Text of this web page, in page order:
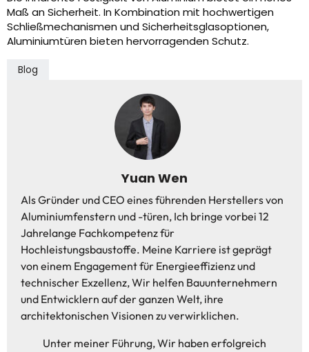
Maß an Sicherheit. In Kombination mit hochwertigen
Schließmechanismen und Sicherheitsglasoptionen,
Aluminiumtüren bieten hervorragenden Schutz.
Blog
Yuan Wen
Als Gründer und CEO eines führenden Herstellers von
Aluminiumfenstern und -türen, Ich bringe vorbei 12
Jahrelange Fachkompetenz für
Hochleistungsbaustoffe. Meine Karriere ist geprägt
von einem Engagement für Energieeffizienz und
technischer Exzellenz, Wir helfen Bauunternehmern
und Entwicklern auf der ganzen Welt, ihre
architektonischen Visionen zu verwirklichen.
Unter meiner Führung, Wir haben erfolgreich